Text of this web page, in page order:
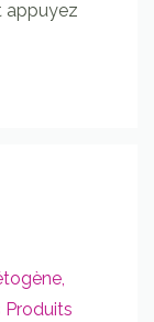
appuyez
Produits